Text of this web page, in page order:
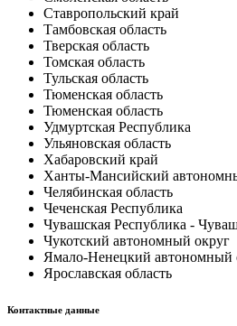
Ставропольский край
Тамбовская область
Тверская область
Томская область
Тульская область
Тюменская область
Тюменская область
Удмуртская Республика
Ульяновская область
Хабаровский край
Ханты-Мансийский
Челябинская область
Чеченская Республика
Чувашская Республика -
Чукотский автономный округ
Ямало-Ненецкий автономный
Ярославская область
Контактные данные